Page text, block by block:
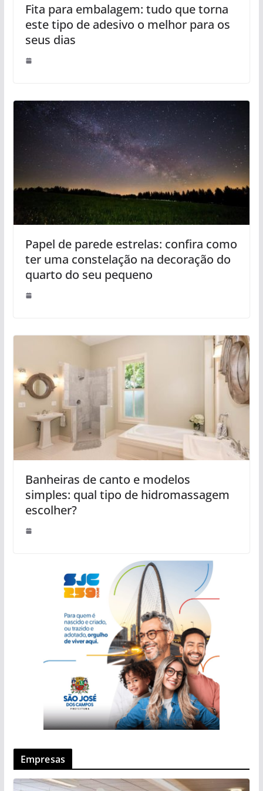
Fita para embalagem: tudo que torna
este tipo de adesivo o melhor para os
seus dias
Papel de parede estrelas: confira como
ter uma constelação na decoração do
quarto do seu pequeno
Banheiras de canto e modelos
simples: qual tipo de hidromassagem
escolher?
Empresas